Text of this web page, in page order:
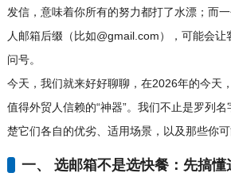
发信，意味着你所有的努力都打了水漂；而
人邮箱后缀（比如@gmail.com），可能会
问号。
今天，我们就来好好聊聊，在2026年的今天
值得外贸人信赖的“神器”。我们不止是罗列
楚它们各自的优劣、适用场景，以及那些你可
一、 选邮箱不是选快餐：先搞懂